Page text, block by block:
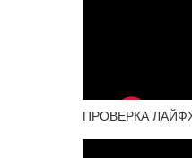
ПРОВЕРКА